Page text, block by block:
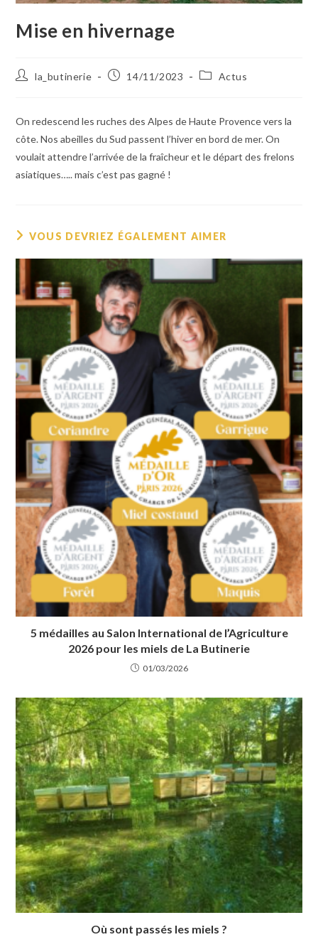
Mise en hivernage
la_butinerie 14/11/2023 Actus
On redescend les ruches des Alpes de Haute Provence vers la
côte. Nos abeilles du Sud passent l’hiver en bord de mer. On
voulait attendre l’arrivée de la fraîcheur et le départ des frelons
asiatiques….. mais c’est pas gagné !
VOUS DEVRIEZ ÉGALEMENT AIMER
5 médailles au Salon International de l’Agriculture
2026 pour les miels de La Butinerie
01/03/2026
Où sont passés les miels ?